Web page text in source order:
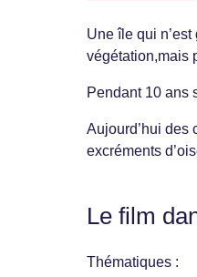
Une île qui
végétation,mais
Pendant 10 ans
Aujourd’hui des
excréments
Le film
Thématiques :